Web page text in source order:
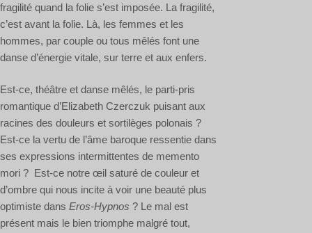
fragilité quand la folie s’est imposée. La fragilité,
c’est avant la folie. Là, les femmes et les
hommes, par couple ou tous mêlés font une
danse d’énergie vitale, sur terre et aux enfers.
Est-ce, théâtre et danse mêlés, le parti-pris
romantique d’Elizabeth Czerczuk puisant aux
racines des douleurs et sortilèges polonais ?
Est-ce la vertu de l’âme baroque ressentie dans
ses expressions intermittentes de memento
mori ? Est-ce notre œil saturé de couleur et
d’ombre qui nous incite à voir une beauté plus
optimiste dans Eros-Hypnos ? Le mal est
présent mais le bien triomphe malgré tout,